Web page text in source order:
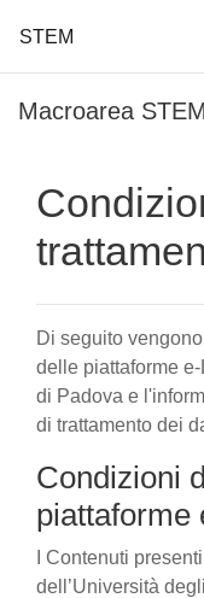
STEM
Macroarea STEM
Di seguito
delle piattaforme
di Padova e
di trattamento dei
Condizioni
piattaforme
I Contenuti
dell’Università